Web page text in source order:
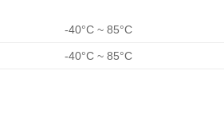
-40°C ~ 85°C
-40°C ~ 85°C